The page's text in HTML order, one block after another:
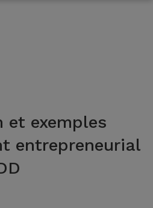
et exemples
entrepreneurial